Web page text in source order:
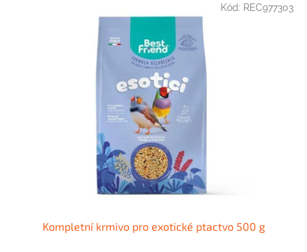
Kompletní krmivo pro exotické ptactvo 500 g
Kód: REC977303